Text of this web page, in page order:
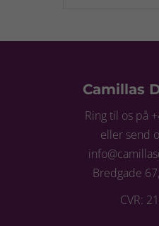
Camillas
Ring til os på
eller send
Bredgade
CVR: